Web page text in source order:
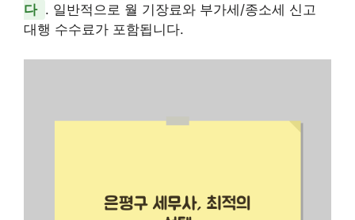
다 . 일반적으로 월 기장료와 부가세/종소세 신고
대행 수수료가 포함됩니다.